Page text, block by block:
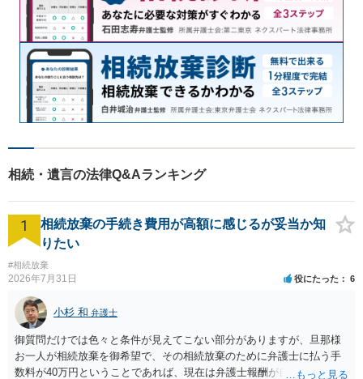
相続・遺言の法律Q&Aランキング
1
相続放棄の手続き費用が高額に感じるが妥当か知
りたい
#相続放棄
2026年7月31日 役にたった 6
小杉 和 弁護士
御質問だけでは色々と条件が見えてこない部分がありますが、旦那様
お一人が相続放棄を御希望で、その相続放棄のために弁護士に払う手
数料が40万円ということであれば、現在は弁護士報酬が自由化されて